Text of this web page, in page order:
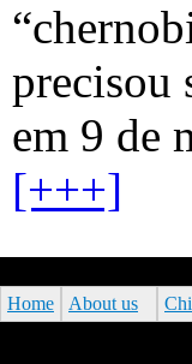
precisou
em 9 de
[+++]
Home About us